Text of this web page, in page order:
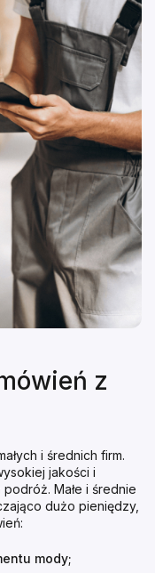
z
i średnich firm.
jakości i
Małe i średnie
dużo pieniędzy,
mody;